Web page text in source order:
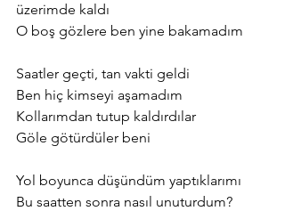
üzerimde kaldı
O boş gözlere ben yine bakamadım
Saatler geçti, tan vakti geldi
Ben hiç kimseyi aşamadım
Kollarımdan tutup kaldırdılar
Göle götürdüler beni
Yol boyunca düşündüm yaptıklarımı
Bu saatten sonra nasıl unuturdum?